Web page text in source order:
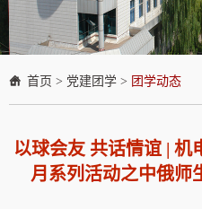
首页 > 党建团学 > 团学动态
以球会友 共话情谊 | 机
月系列活动之中俄师